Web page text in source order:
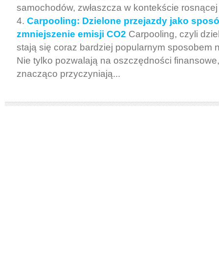
samochodów, zwłaszcza w kontekście
Carpooling: Dzielone przejazdy jako
zmniejszenie emisji CO2 Carpooling, czyli
stają się coraz bardziej popularnym sposobem
Nie tylko pozwalają na oszczędności
znacząco przyczyniają...